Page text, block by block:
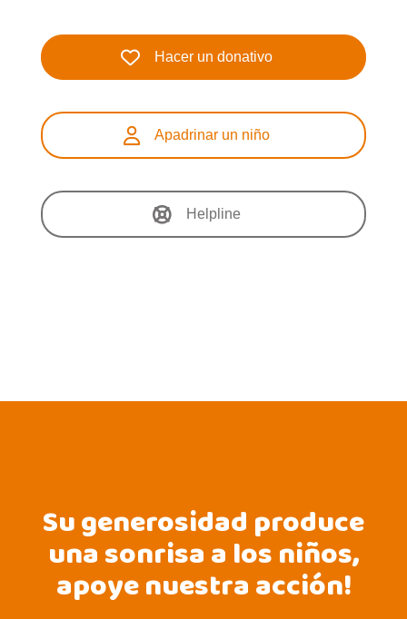
Hacer un donativo
Apadrinar un niño
Helpline
Su generosidad produce
una sonrisa a los niños,
apoye nuestra acción!